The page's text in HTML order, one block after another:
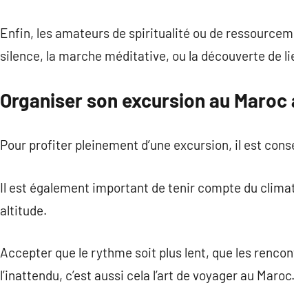
Enfin, les amateurs de spiritualité ou de
silence, la marche méditative, ou la découverte de
Organiser son excursion au
Pour profiter pleinement d’une excursion, il est
Il est également important de tenir compte du
altitude.
Accepter que le rythme soit plus lent, que les
l’inattendu, c’est aussi cela l’art de voyager au Maroc.